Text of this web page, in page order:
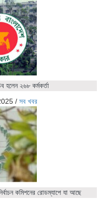
হলেন ২৬৮ কর্মকর্তা
/ সব খবর
কমিশনের রোডম্যাপে যা আছে